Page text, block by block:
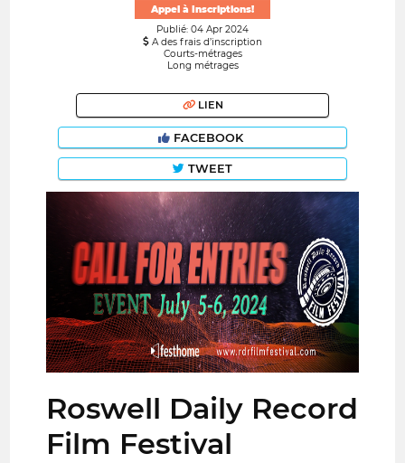
Appel à Inscriptions!
Publié: 04 Apr 2024
A des frais d’inscription
Courts-métrages
Long métrages
LIEN
FACEBOOK
TWEET
Roswell Daily Record
Film Festival